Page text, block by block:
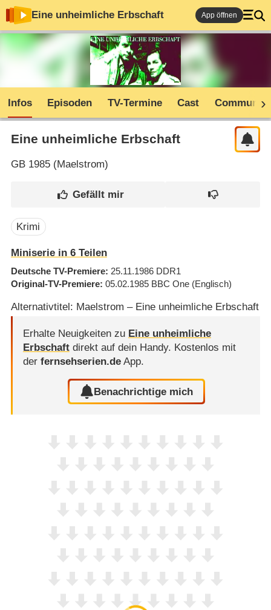
Eine unheimliche Erbschaft App öffnen
Infos Episoden TV-Termine Cast Community
Eine unheimliche Erbschaft
GB1985 (Maelstrom)
Krimi
Miniserie in 6 Teilen
Deutsche TV-Premiere 25.11.1986 DDR1
Original-TV-Premiere 05.02.1985 BBC One (Englisch)
Alternativtitel: Maelstrom – Eine unheimliche Erbschaft
Erhalte Neuigkeiten zu Eine unheimliche
Erbschaftdirekt auf dein Handy. Kostenlos mit
der fernsehserien.deApp.
Benachrichtige mich